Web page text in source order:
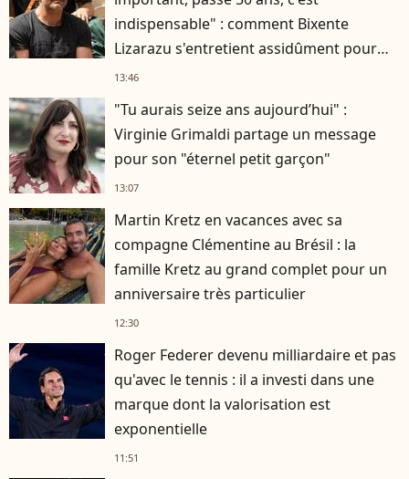
indispensable" : comment Bixente
Lizarazu s'entretient assidûment pour
rester musclé à 56 ans ?
13:46
"Tu aurais seize ans aujourd’hui" :
Virginie Grimaldi partage un message
pour son "éternel petit garçon"
13:07
Martin Kretz en vacances avec sa
compagne Clémentine au Brésil : la
famille Kretz au grand complet pour un
anniversaire très particulier
12:30
Roger Federer devenu milliardaire et pas
qu'avec le tennis : il a investi dans une
marque dont la valorisation est
exponentielle
11:51